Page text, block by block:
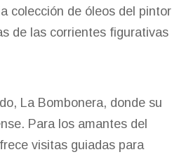
colección de óleos del pintor
de las corrientes figurativas
La Bombonera, donde su
Para los amantes del
visitas guiadas para